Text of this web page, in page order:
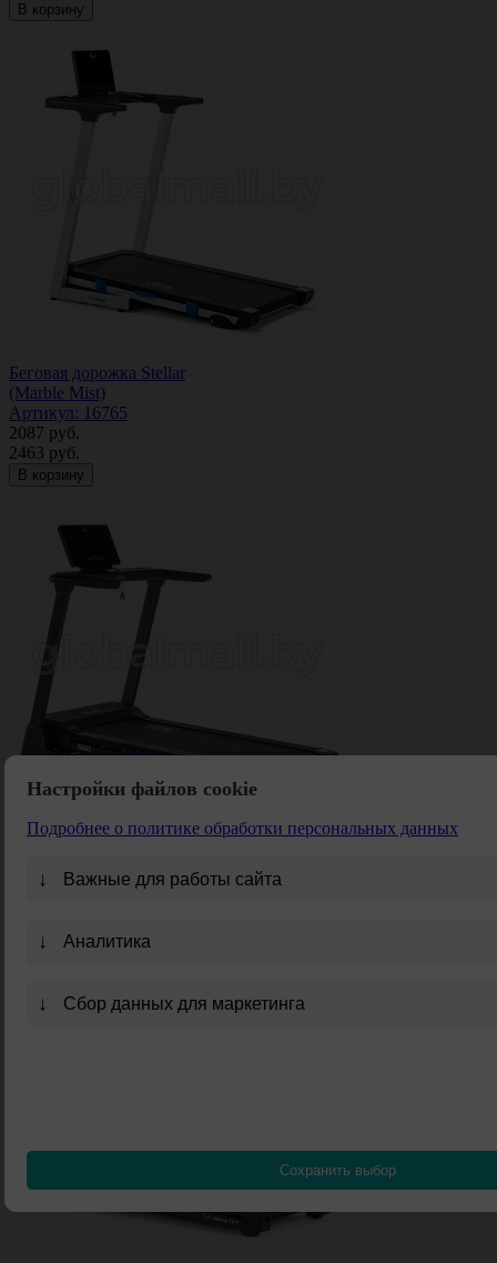
Настройки файлов cookie
Подробнее о политике обработки персональных данных
↓ Важные для работы сайта
↓ Аналитика
↓ Сбор данных для маркетинга
Сохранить выбор
В корзину
Беговая дорожка Stellar
(Marble Mist)
Артикул: 16765
2087 руб.
2463 руб.
В корзину
Беговая дорожка Ultima
4472 руб.